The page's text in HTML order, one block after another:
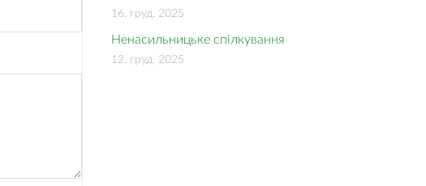
16. груд. 2025
Ненасильницьке спілкування
12. груд. 2025